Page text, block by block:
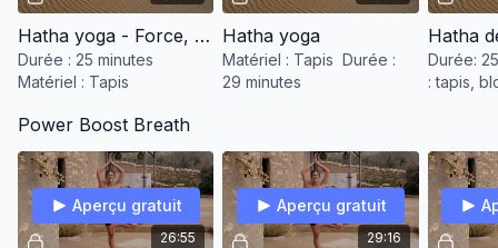
Hatha yoga - Force, souplesse et posture
Durée : 25 minutes
Matériel : Tapis
Hatha yoga
Matériel : Tapis Durée :
29 minutes
Hatha
Durée:
: tapis,
Power Boost Breath
26:55
Aperçu gratuit
29:16
Aperçu gratuit